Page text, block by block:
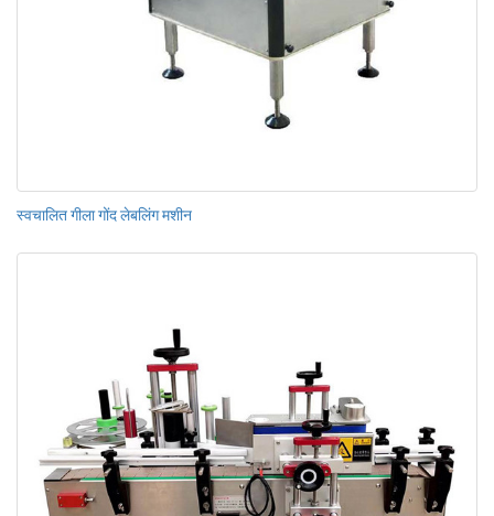
स्वचालित गीला गोंद लेबलिंग मशीन